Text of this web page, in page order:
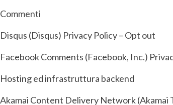
Commenti
Disqus (Disqus) Privacy Policy – Opt out
Facebook Comments (Facebook, Inc.)
Hosting ed infrastruttura backend
Akamai Content Delivery Network (Akamai